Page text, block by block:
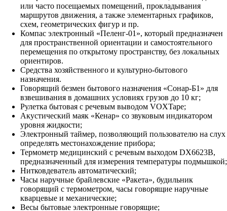
или часто посещаемых помещений, прокладывания
маршрутов движения, а также элементарных графиков,
схем, геометрических фигур и пр.
Компас электронный «Пеленг-01», который предназначен
для пространственной ориентации и самостоятельного
перемещения по открытому пространству, без локальных
ориентиров.
Средства хозяйственного и культурно-бытового
назначения.
Говорящий безмен бытового назначения «Сонар-Б1» для
взвешивания в домашних условиях грузов до 10 кг;
Рулетка бытовая с речевым выводом VOXTape;
Акустический маяк «Кенар» со звуковым индикатором
уровня жидкости;
Электронный таймер, позволяющий пользователю на слух
определять местонахождение прибора;
Термометр медицинский с речевым выходом DX6623В,
предназначенный для измерения температуры подмышкой;
Нитковдеватель автоматический;
Часы наручные брайлевские «Ракета», будильник
говорящий с термометром, часы говорящие наручные
кварцевые и механические;
Весы бытовые электронные говорящие;